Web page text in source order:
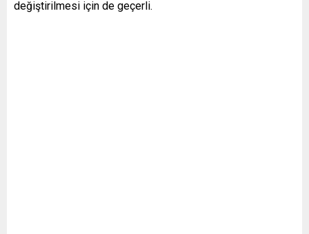
değiştirilmesi için de geçerli.